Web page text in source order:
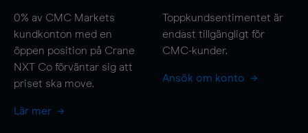
0% av CMC Markets
kundkonton med en
öppen position på Crane
NXT Co förväntar sig att
priset ska move.
Lär mer
Toppkundsentimentet är
endast tillgängligt för
CMC-kunder.
Ansök om konto